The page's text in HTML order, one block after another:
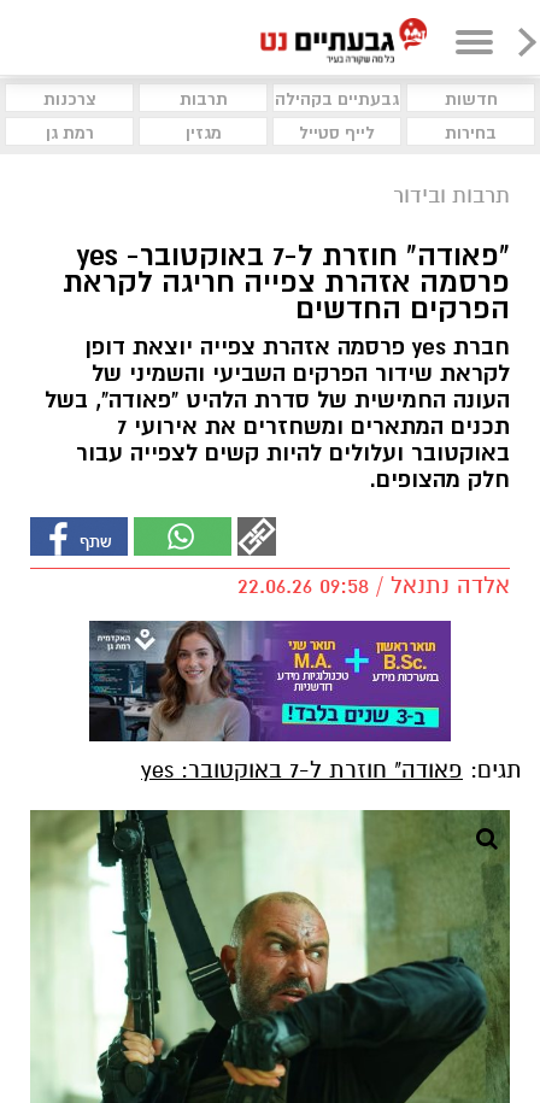
חדשות גבעתיים בקהילה תרבות
צרכנות
בחירות
לייף סטייל מגזין רמת גן
תרבות ובידור
"פאודה" חוזרת ל-7 באוקטובר- yes
פרסמה אזהרת צפייה חריגה לקראת
הפרקים החדשים
חברת yes פרסמה אזהרת צפייה יוצאת דופן
לקראת שידור הפרקים השביעי והשמיני של
העונה החמישית של סדרת הלהיט "פאודה", בשל
תכנים המתארים ומשחזרים את אירועי 7
באוקטובר ועלולים להיות קשים לצפייה עבור
חלק מהצופים.
אלדה נתנאל / 09:58 22.06.26
פאודה" חוזרת ל-7 באוקטובר: yes
ליאור רז